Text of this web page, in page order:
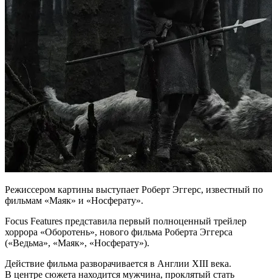
Режиссером картины выступает Роберт Эггерс, известный по
фильмам «Маяк» и «Носферату».
Focus Features представила первый полноценный трейлер
хоррора «Оборотень», нового фильма Роберта Эггерса
(«Ведьма», «Маяк», «Носферату»).
Действие фильма разворачивается в Англии XIII века.
В центре сюжета находится мужчина, проклятый стать